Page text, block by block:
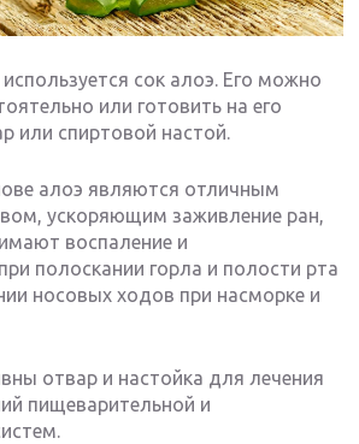
сок алоэ. Его можно
или готовить на его
или спиртовой настой.
алоэ являются отличным
ускоряющим заживление ран,
воспаление и
полоскании горла и полости рта
носовых ходов при насморке и
отвар и настойка для лечения
пищеварительной и